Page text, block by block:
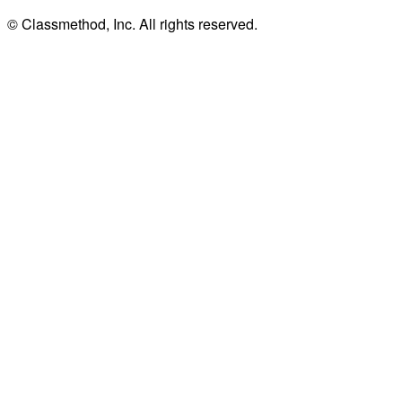
© Classmethod, Inc. All rights reserved.